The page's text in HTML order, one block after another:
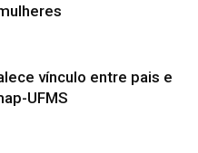
vínculo entre pais e
UFMS